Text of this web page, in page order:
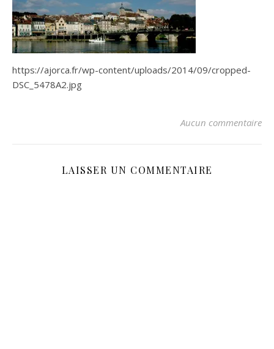
https://ajorca.fr/wp-content/uploads/2014/09/cropped-
DSC_5478A2.jpg
Aucun commentaire
LAISSER UN COMMENTAIRE